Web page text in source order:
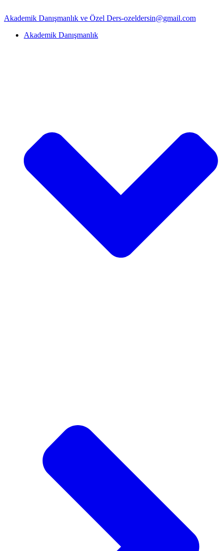
geç
Akademik Danışmanlık ve Özel Ders-ozeldersin@gmail.com
Akademik Danışmanlık